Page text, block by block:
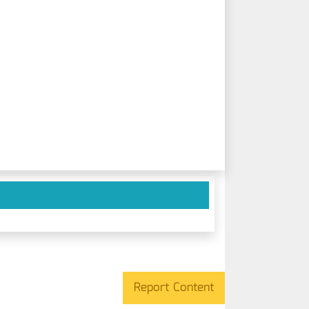
Report Content